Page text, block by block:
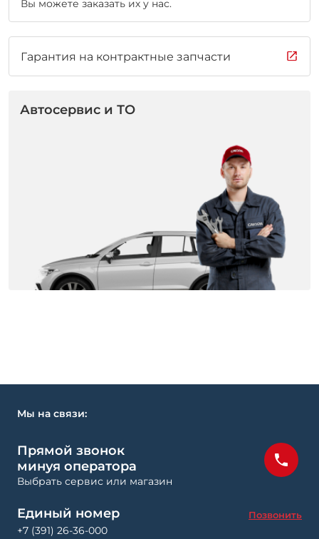
Вы можете заказать их у нас.
Гарантия на контрактные запчасти
Автосервис и ТО
Мы на связи:
Прямой звонок
минуя оператора
Выбрать сервис или магазин
Единый номер Позвонить
+7 (391) 26-36-000